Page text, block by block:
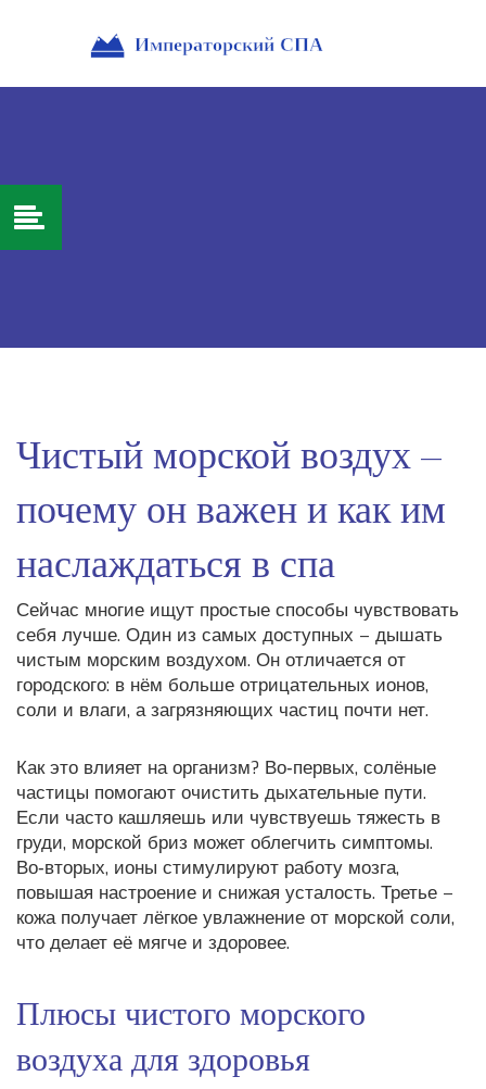
Чистый морской воздух –
почему он важен и как им
наслаждаться в спа
Сейчас многие ищут простые способы чувствовать
себя лучше. Один из самых доступных – дышать
чистым морским воздухом. Он отличается от
городского: в нём больше отрицательных ионов,
соли и влаги, а загрязняющих частиц почти нет.
Как это влияет на организм? Во‑первых, солёные
частицы помогают очистить дыхательные пути.
Если часто кашляешь или чувствуешь тяжесть в
груди, морской бриз может облегчить симптомы.
Во‑вторых, ионы стимулируют работу мозга,
повышая настроение и снижая усталость. Третье –
кожа получает лёгкое увлажнение от морской соли,
что делает её мягче и здоровее.
Плюсы чистого морского
воздуха для здоровья